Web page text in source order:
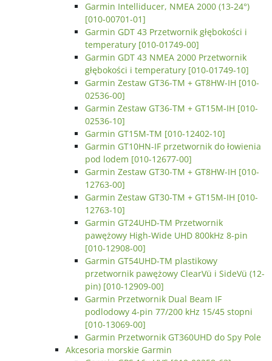
Garmin Intelliducer, NMEA 2000 (13-24°)
[010-00701-01]
Garmin GDT 43 Przetwornik głębokości i
temperatury [010-01749-00]
Garmin GDT 43 NMEA 2000 Przetwornik
głębokości i temperatury [010-01749-10]
Garmin Zestaw GT36-TM + GT8HW-IH [010-
02536-00]
Garmin Zestaw GT36-TM + GT15M-IH [010-
02536-10]
Garmin GT15M-TM [010-12402-10]
Garmin GT10HN-IF przetwornik do łowienia
pod lodem [010-12677-00]
Garmin Zestaw GT30-TM + GT8HW-IH [010-
12763-00]
Garmin Zestaw GT30-TM + GT15M-IH [010-
12763-10]
Garmin GT24UHD-TM Przetwornik
pawężowy High-Wide UHD 800kHz 8-pin
[010-12908-00]
Garmin GT54UHD-TM plastikowy
przetwornik pawężowy ClearVü i SideVü (12-
pin) [010-12909-00]
Garmin Przetwornik Dual Beam IF
podlodowy 4-pin 77/200 kHz 15/45 stopni
[010-13069-00]
Garmin Przetwornik GT360UHD do Spy Pole
Akcesoria morskie Garmin